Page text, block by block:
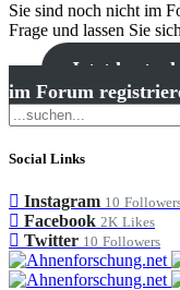
Sie sind noch nicht im
Frage und lassen Sie
Jetzt
im Forum
Social Links
Instagram 10
Facebook 2K Likes
Twitter 10 Followers